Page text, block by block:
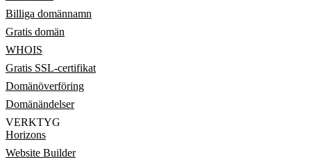
Billiga domännamn
Gratis domän
WHOIS
Gratis SSL-certifikat
Domänöverföring
Domänändelser
VERKTYG
Horizons
Website Builder